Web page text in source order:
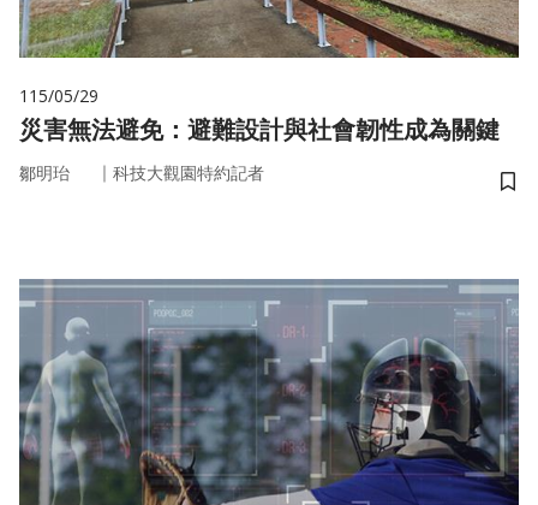
115/05/29
災害無法避免：避難設計與社會韌性成為關鍵
鄒明珆 ｜ 科技大觀園特約記者
儲